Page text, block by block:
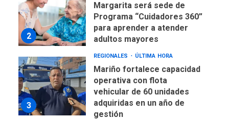
2
Margarita será sede de
Programa “Cuidadores 360”
para aprender a atender
adultos mayores
3
REGIONALES ÚLTIMA HORA
Mariño fortalece capacidad
operativa con flota
vehicular de 60 unidades
adquiridas en un año de
gestión